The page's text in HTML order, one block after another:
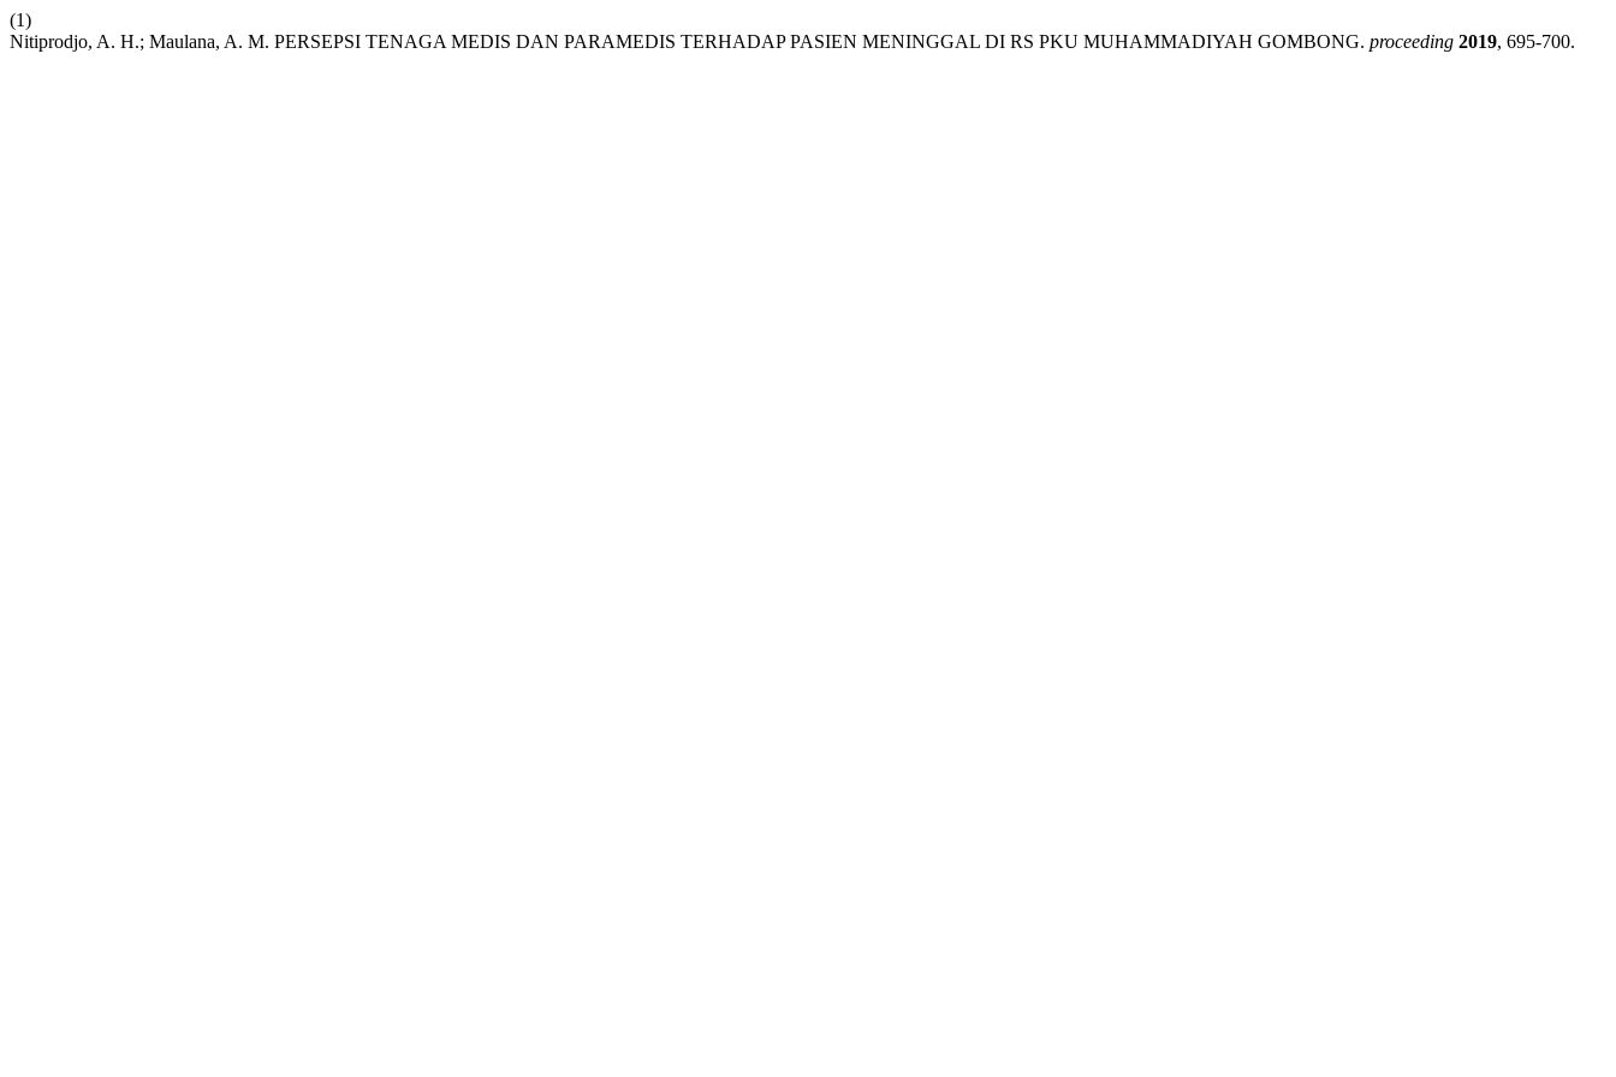
(1)
Nitiprodjo, A. H.; Maulana, A. M. PERSEPSI TENAGA MEDIS DAN PARAMEDIS TERHADAP PASIEN MENINGGAL DI RS PKU MUHAMMADIYAH GOMBONG. proceeding 2019, 695-700.